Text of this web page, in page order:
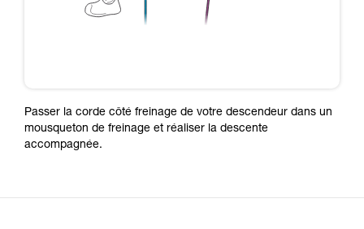
Passer la corde côté freinage de votre descendeur dans un
mousqueton de freinage et réaliser la descente
accompagnée.